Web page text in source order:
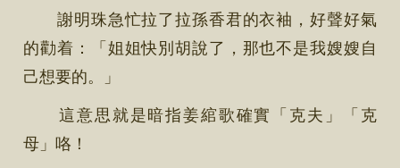
謝明珠急忙拉了拉孫香君的衣袖，好聲好氣
的勸着：「姐姐快別胡說了，那也不是我嫂嫂自
己想要的。」
這意思就是暗指姜綰歌確實「克夫」「克
母」咯！